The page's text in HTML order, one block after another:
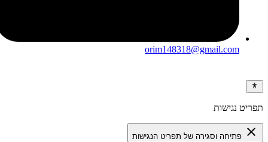
orim148318@gmail.com
נגישות
close פתיחה וסגירה של תפריט הנגישות